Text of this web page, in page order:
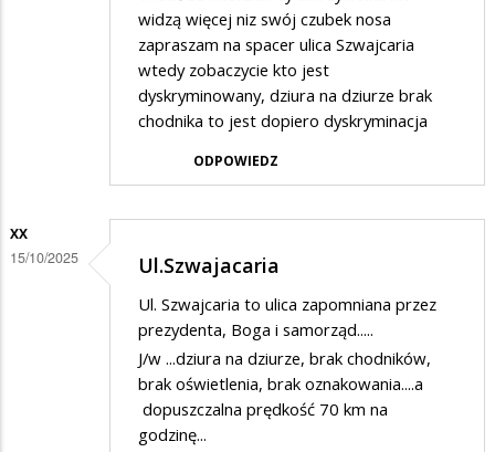
widzą więcej niz swój czubek nosa
zapraszam na spacer ulica Szwajcaria
wtedy zobaczycie kto jest
dyskryminowany, dziura na dziurze brak
chodnika to jest dopiero dyskryminacja
ODPOWIEDZ
XX
15/10/2025 Ul.Szwajacaria
Ul. Szwajcaria to ulica zapomniana przez
prezydenta, Boga i samorząd.....
J/w ...dziura na dziurze, brak chodników,
brak oświetlenia, brak oznakowania....a
dopuszczalna prędkość 70 km na
godzinę...